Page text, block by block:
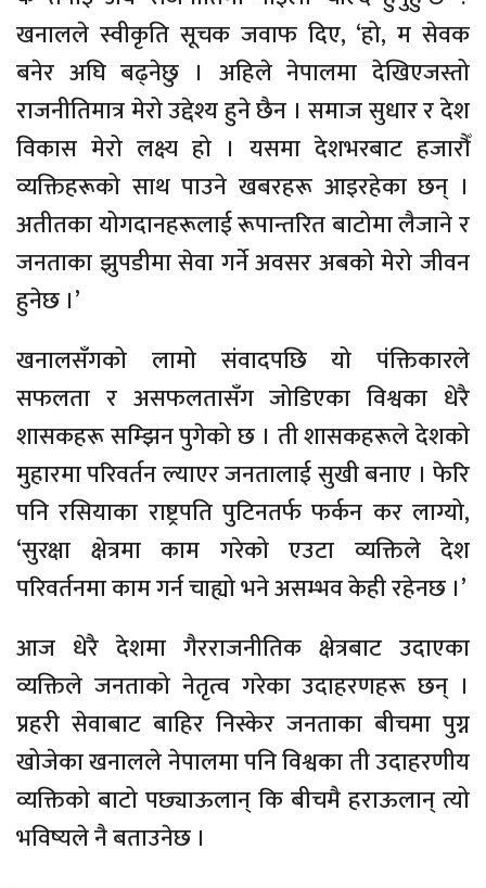
खनालले स्वीकृति सूचक जवाफ दिए, ‘हो, म सेवक
बनेर अघि बढ्नेछु । अहिले नेपालमा देखिएजस्तो
राजनीतिमात्र मेरो उद्देश्य हुने छैन । समाज सुधार र देश
विकास मेरो लक्ष्य हो । यसमा देशभरबाट हजारौँ
व्यक्तिहरूको साथ पाउने खबरहरू आइरहेका छन् ।
अतीतका योगदानहरूलाई रूपान्तरित बाटोमा लैजाने र
जनताका झुपडीमा सेवा गर्ने अवसर अबको मेरो जीवन
हुनेछ ।’
खनालसँगको लामो संवादपछि यो पंक्तिकारले
सफलता र असफलतासँग जोडिएका विश्वका धेरै
शासकहरू सम्झिन पुगेको छ । ती शासकहरूले देशको
मुहारमा परिवर्तन ल्याएर जनतालाई सुखी बनाए । फेरि
पनि रसियाका राष्ट्रपति पुटिनतर्फ फर्कन कर लाग्यो,
‘सुरक्षा क्षेत्रमा काम गरेको एउटा व्यक्तिले देश
परिवर्तनमा काम गर्न चाह्यो भने असम्भव केही रहेनछ ।’
आज धेरै देशमा गैरराजनीतिक क्षेत्रबाट उदाएका
व्यक्तिले जनताको नेतृत्व गरेका उदाहरणहरू छन् ।
प्रहरी सेवाबाट बाहिर निस्केर जनताका बीचमा पुग्न
खोजेका खनालले नेपालमा पनि विश्वका ती उदाहरणीय
व्यक्तिको बाटो पछ्याऊलान् कि बीचमै हराऊलान् त्यो
भविष्यले नै बताउनेछ ।